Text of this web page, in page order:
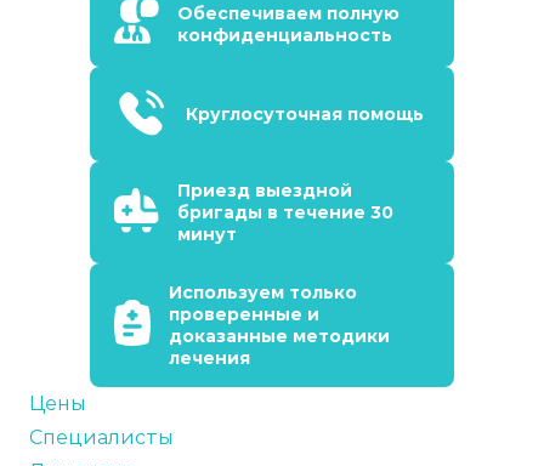
Обеспечиваем полную
конфиденциальность
Круглосуточная помощь
Приезд выездной
бригады в течение 30
минут
Используем только
проверенные и
доказанные методики
лечения
Цены
Специалисты